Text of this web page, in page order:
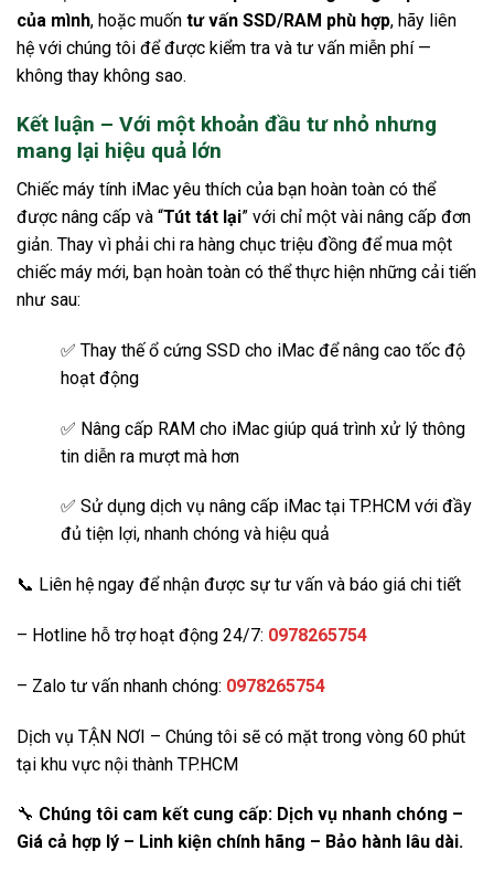
của mình, hoặc muốn tư vấn SSD/RAM phù hợp, hãy liên
hệ với chúng tôi để được kiểm tra và tư vấn miễn phí —
không thay không sao.
Kết luận – Với một khoản đầu tư nhỏ nhưng
mang lại hiệu quả lớn
Chiếc máy tính iMac yêu thích của bạn hoàn toàn có thể
được nâng cấp và “Tút tát lại” với chỉ một vài nâng cấp đơn
giản. Thay vì phải chi ra hàng chục triệu đồng để mua một
chiếc máy mới, bạn hoàn toàn có thể thực hiện những cải tiến
như sau:
✅ Thay thế ổ cứng SSD cho iMac để nâng cao tốc độ
hoạt động
✅ Nâng cấp RAM cho iMac giúp quá trình xử lý thông
tin diễn ra mượt mà hơn
✅ Sử dụng dịch vụ nâng cấp iMac tại TP.HCM với đầy
đủ tiện lợi, nhanh chóng và hiệu quả
📞 Liên hệ ngay để nhận được sự tư vấn và báo giá chi tiết
– Hotline hỗ trợ hoạt động 24/7: 0978265754
– Zalo tư vấn nhanh chóng: 0978265754
Dịch vụ TẬN NƠI – Chúng tôi sẽ có mặt trong vòng 60 phút
tại khu vực nội thành TP.HCM
🔧 Chúng tôi cam kết cung cấp: Dịch vụ nhanh chóng –
Giá cả hợp lý – Linh kiện chính hãng – Bảo hành lâu dài.